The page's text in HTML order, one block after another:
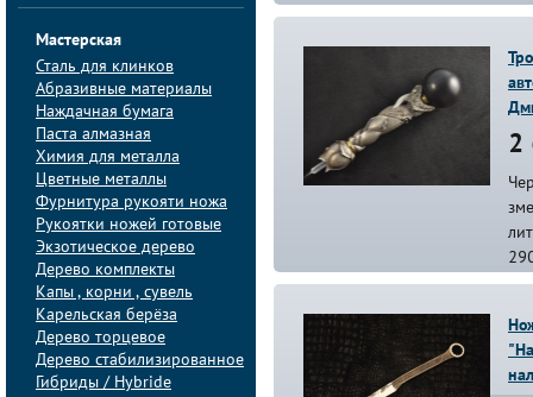
Мастерская
Сталь для клинков
Абразивные материалы
Наждачная бумага
Паста алмазная
Химия для металла
Цветные металлы
Фурнитура рукояти ножа
Рукоятки ножей готовые
Экзотическое дерево
Дерево комплекты
Капы , корни , сувель
Карельская берёза
Дерево торцевое
Дерево стабилизированное
Гибриды / Hybride
2